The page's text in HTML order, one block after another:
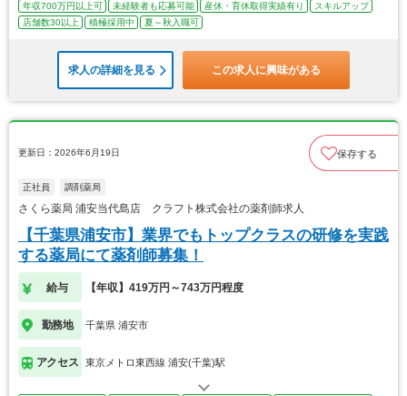
年収700万円以上可 未経験者も応募可能 産休・育休取得実績有り
スキルアップ
店舗数30以上
積極採用中 夏～秋入職可
求人の詳細を見る この求人に興味がある
更新日：2026年6月19日 保存する
正社員 調剤薬局
さくら薬局 浦安当代島店 クラフト株式会社の薬剤師求人
【千葉県浦安市】業界でもトップクラスの研修を実践
する薬局にて薬剤師募集！
給与 【年収】419万円～743万円程度
勤務地 千葉県 浦安市
アクセス 東京メトロ東西線 浦安(千葉)駅